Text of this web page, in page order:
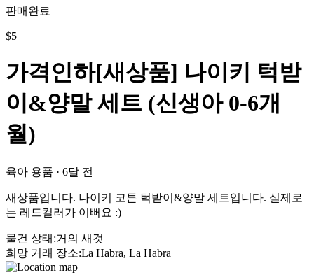
판매완료
$5
가격인하[새상품] 나이키 턱받
이&양말 세트 (신생아 0-6개
월)
육아 용품 · 6달 전
새상품입니다. 나이키 코튼 턱받이&양말 세트입니다. 실제로
는 레드컬러가 이뻐요 :)
물건 상태 :거의 새것
희망 거래 장소:La Habra, La Habra